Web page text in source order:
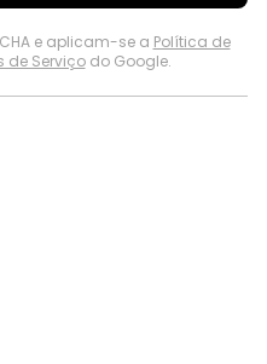
e aplicam-se a Política de
de Serviçodo Google.